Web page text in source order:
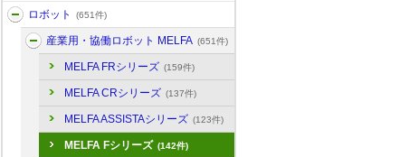
ロボット (651件)
産業用・協働ロボット MELFA (651件)
MELFA FRシリーズ (159件)
MELFA CRシリーズ (137件)
MELFA ASSISTAシリーズ (123件)
MELFA Fシリーズ (142件)